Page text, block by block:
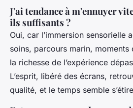
J'ai tendance à m'ennuyer
ils suffisants ?
Oui, car l’immersion sensorielle
soins, parcours marin, moments
la richesse de l’expérience
L’esprit, libéré des écrans,
qualité, et le temps semble